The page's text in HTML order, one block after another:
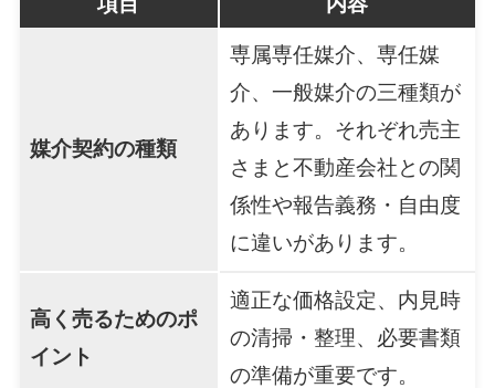
媒介契約の種類
専属専任媒介、専任媒
介、一般媒介の三種類が
あります。それぞれ売主
さまと不動産会社との関
係性や報告義務・自由度
に違いがあります。
高く売るためのポ
イント
適正な価格設定、内見時
の清掃・整理、必要書類
の準備が重要です。